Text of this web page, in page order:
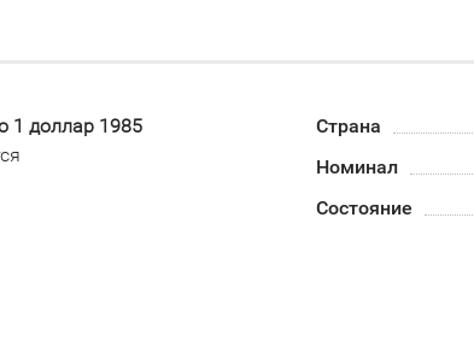
1 доллар 1985
Страна
Номинал
Состояние